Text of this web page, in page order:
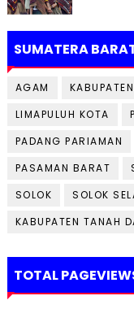
SUMATERA
AGAM
LIMAPULUH KOTA
PADANG PARIAMAN
PASAMAN BARAT
SOLOK
SOLOK
KABUPATEN TANAH
TOTAL